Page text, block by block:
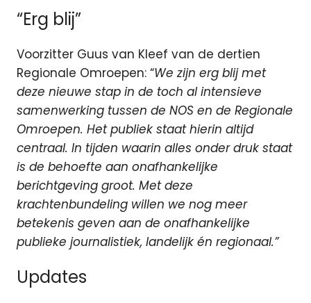
“Erg blij”
Voorzitter Guus van Kleef van de dertien
Regionale Omroepen: “We zijn erg blij met
deze nieuwe stap in de toch al intensieve
samenwerking tussen de NOS en de Regionale
Omroepen. Het publiek staat hierin altijd
centraal. In tijden waarin alles onder druk staat
is de behoefte aan onafhankelijke
berichtgeving groot. Met deze
krachtenbundeling willen we nog meer
betekenis geven aan de onafhankelijke
publieke journalistiek, landelijk én regionaal.”
Updates